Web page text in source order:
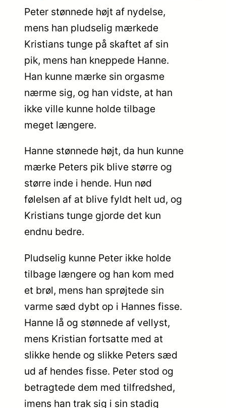
Peter stønnede højt af nydelse,
mens han pludselig mærkede
Kristians tunge på skaftet af sin
pik, mens han kneppede Hanne.
Han kunne mærke sin orgasme
nærme sig, og han vidste, at han
ikke ville kunne holde tilbage
meget længere.
Hanne stønnede højt, da hun kunne
mærke Peters pik blive større og
større inde i hende. Hun nød
følelsen af at blive fyldt helt ud, og
Kristians tunge gjorde det kun
endnu bedre.
Pludselig kunne Peter ikke holde
tilbage længere og han kom med
et brøl, mens han sprøjtede sin
varme sæd dybt op i Hannes fisse.
Hanne lå og stønnede af vellyst,
mens Kristian fortsatte med at
slikke hende og slikke Peters sæd
ud af hendes fisse. Peter stod og
betragtede dem med tilfredshed,
imens han trak sig i sin stadig